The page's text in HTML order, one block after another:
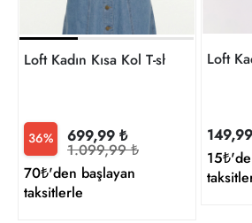
Loft Kadın Kısa Kol T-shirt
36% 699,99 ₺
1.099,99 ₺
70₺'den başlayan
taksitlerle
Loft